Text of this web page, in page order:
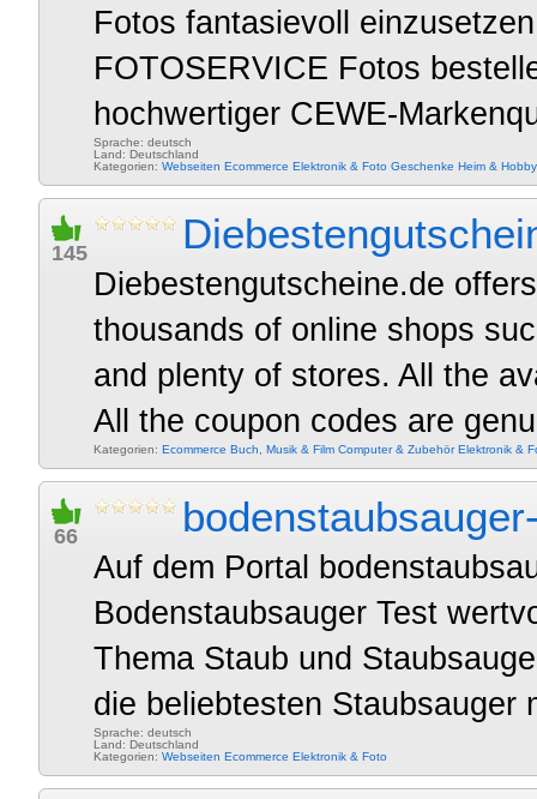
Fotos fantasievoll
FOTOSERVICE Fotos
hochwertiger CEWE-
Sprache: deutsch
Land: Deutschland
Kategorien: Webseiten Ecommerce Elektronik & Foto Geschenke Heim & Hobby
145
Diebestengutscheine.de
thousands of online shops
and plenty of stores. All the
All the coupon codes are
Kategorien: Ecommerce Buch, Musik & Film Computer & Zubehör Elektronik &
66
Auf dem Portal
Bodenstaubsauger Test
Thema Staub und
die beliebtesten Staubsauger
Sprache: deutsch
Land: Deutschland
Kategorien: Webseiten Ecommerce Elektronik & Foto